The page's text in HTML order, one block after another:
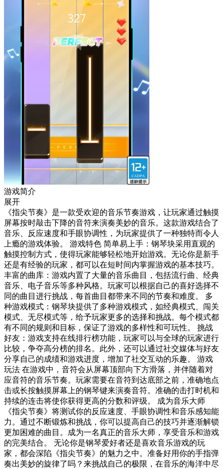
游戏简介
展开
《指尖节奏》是一款受欢迎的音乐节奏游戏，让玩家通过触摸
屏幕按时敲击下降的音符来演奏美妙的音乐。这款游戏结合了
音乐、反应速度和手眼协调性，为玩家提供了一种独特而令人
上瘾的游戏体验。 游戏特色 简单易上手：钢琴块采用直观的
触摸控制方式，使得玩家能够轻松地开始游戏。无论你是新手
还是有经验的玩家，都可以在短时间内掌握游戏的基本技巧。
丰富的曲库：游戏内置了大量的音乐曲目，包括流行曲、经典
音乐、电子音乐等多种风格。玩家可以根据自己的喜好选择不
同的曲目进行挑战，每首曲目都带来不同的节奏和难度。 多
种游戏模式：钢琴块提供了多种游戏模式，如经典模式、闯关
模式、无尽模式等，给予玩家更多的选择和挑战。每个模式都
有不同的规则和目标，保证了游戏的多样性和可玩性。 挑战
好友：游戏支持在线排行榜功能，玩家可以与全球的玩家进行
比较，争夺高分榜的排名。此外，还可以通过社交媒体与好友
分享自己的成绩和游戏进度，增加了社交互动的乐趣。 游戏
玩法 在游戏中，音符会从屏幕顶部向下方滑落，并伴随着对
应音符的音乐节奏。玩家需要在音符到达底部之前，准确地点
击或长按触摸屏幕上的钢琴键来演奏音符。准确的击打时机和
持续的连击将使你获得更高的分数和评级。 成为音乐大师
《指尖节奏》将测试你的反应速度、手眼协调性和音乐感知能
力。通过不断锻炼和挑战，你可以提高自己的技巧并逐渐解锁
更加困难的曲目。成为一名真正的音乐大师，享受音乐和游戏
的完美结合。 无论你是钢琴爱好者还是喜欢音乐游戏的玩
家，都会深陷《指尖节奏》的魅力之中。准备好用你的手指弹
奏出美妙的旋律了吗？来挑战自己的极限，在音乐的海洋中尽